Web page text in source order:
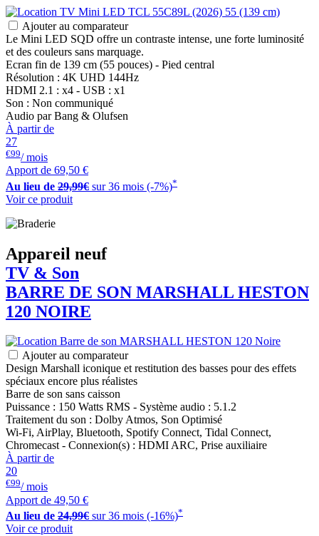
Ajouter au comparateur
Le Mini LED SQD offre un contraste intense, une forte luminosité
et des couleurs sans marquage.
Ecran fin de 139 cm (55 pouces) - Pied central
Résolution : 4K UHD 144Hz
HDMI 2.1 : x4 - USB : x1
Son : Non communiqué
Audio par Bang & Olufsen
À partir de
27
€99/ mois
Apport de 69,50 €
Au lieu de 29,99€ sur 36 mois (-7%)*
Voir ce produit
Appareil neuf
TV & Son
BARRE DE SON MARSHALL HESTON
120 NOIRE
Ajouter au comparateur
Design Marshall iconique et restitution des basses pour des effets
spéciaux encore plus réalistes
Barre de son sans caisson
Puissance : 150 Watts RMS - Système audio : 5.1.2
Traitement du son : Dolby Atmos, Son Optimisé
Wi-Fi, AirPlay, Bluetooth, Spotify Connect, Tidal Connect,
Chromecast - Connexion(s) : HDMI ARC, Prise auxiliaire
À partir de
20
€99/ mois
Apport de 49,50 €
Au lieu de 24,99€ sur 36 mois (-16%)*
Voir ce produit